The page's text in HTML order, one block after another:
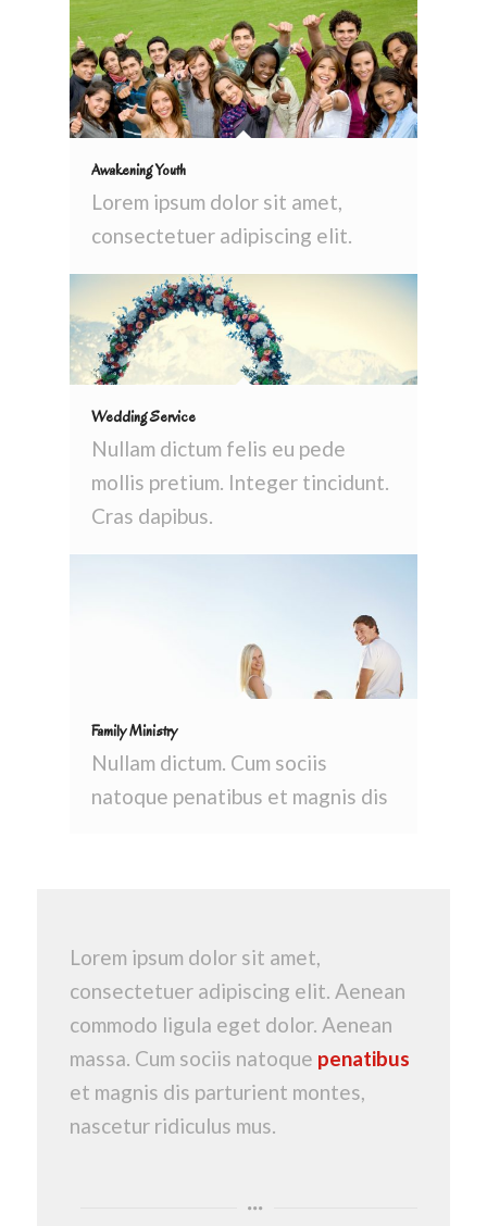
Awakening Youth
Lorem ipsum dolor sit amet,
consectetuer adipiscing elit.
Wedding Service
Nullam dictum felis eu pede
mollis pretium. Integer tincidunt.
Cras dapibus.
Family Ministry
Nullam dictum. Cum sociis
natoque penatibus et magnis dis
Lorem ipsum dolor sit amet,
consectetuer adipiscing elit. Aenean
commodo ligula eget dolor. Aenean
massa. Cum sociis natoque penatibus
et magnis dis parturient montes,
nascetur ridiculus mus.